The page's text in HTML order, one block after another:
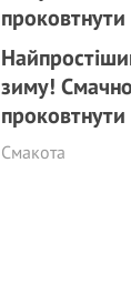
зиму!
проковтнути
Смакота